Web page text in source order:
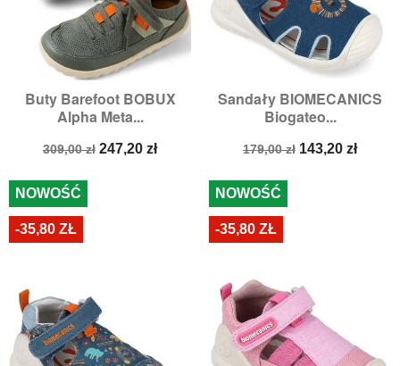
Buty Barefoot BOBUX
Alpha Meta...
Cena
309,00 zł Cena
247,20 zł
Sandały BIOMECANICS
Biogateo...
Cena
179,00 zł Cena
143,20 zł
NOWOŚĆ
-35,80 ZŁ
NOWOŚĆ
-35,80 ZŁ